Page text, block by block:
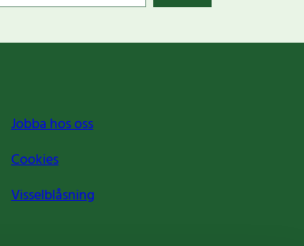
Jobba hos oss
Cookies
Visselblåsning